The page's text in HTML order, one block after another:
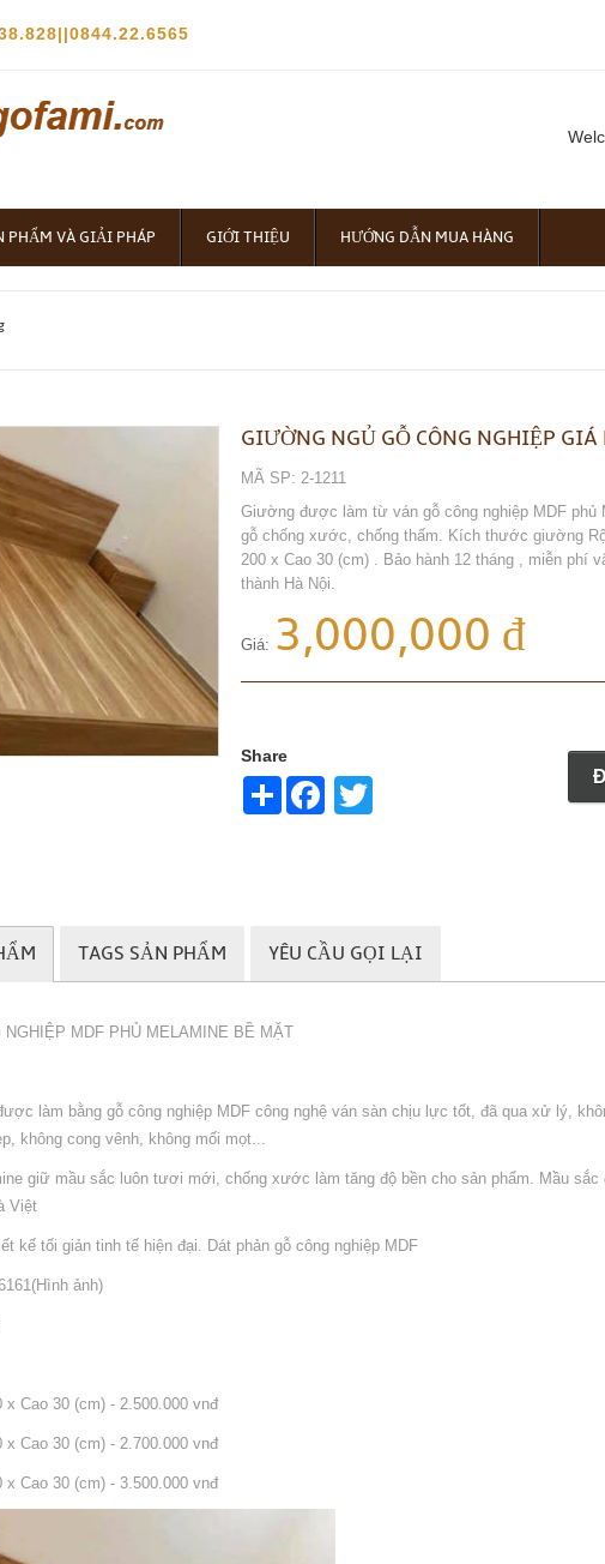
PHẨM VÀ GIẢI PHÁP GIỚI THIỆU HƯỚNG DẪN MUA HÀNG
GIƯỜNG NGỦ GỖ CÔNG NGHIỆP GIÁ
MÃ SP: 2-1211
Giường được làm từ ván gỗ công nghiệp MDF phủ
gỗ chống xước, chống thấm. Kích thước giường
200 x Cao 30 (cm) . Bảo hành 12 tháng , miễn phí
thành Hà Nội.
Giá: 3,000,000 đ
Share
Share
TAGS SẢN PHẨM YÊU CẦU GỌI LẠI
MDF PHỦ MELAMINE BỀ MẶT
làm bằng gỗ công nghiệp MDF công nghệ ván sàn chịu lực tốt, đã qua xử lý,
không cong vênh, không mối mọt...
giữ mầu sắc luôn tươi mới, chống xước làm tăng độ bền cho sản phẩm. Mầu sắc
Việt
kế tối giản tinh tế hiện đại. Dát phản gỗ công nghiệp MDF
ảnh)
x Cao 30 (cm) - 2.500.000 vnđ
x Cao 30 (cm) - 2.700.000 vnđ
x Cao 30 (cm) - 3.500.000 vnđ